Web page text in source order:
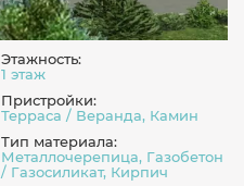
Этажность:
1 этаж
Пристройки:
Терраса / Веранда, Камин
Тип материала:
Металлочерепица, Газобетон
/ Газосиликат, Кирпич